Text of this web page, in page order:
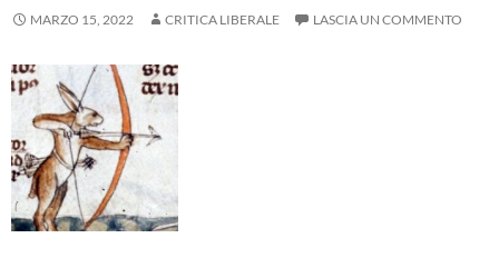
MARZO 15, 2022 CRITICA LIBERALE LASCIA UN COMMENTO